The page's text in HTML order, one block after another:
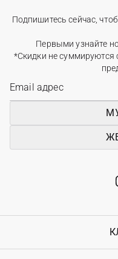
Подпишитесь сейчас,
Первыми узнайте
*Скидки не суммируются